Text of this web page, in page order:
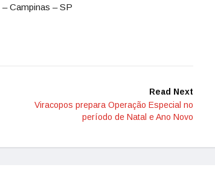
Campinas – SP
Read Next
Viracopos prepara Operação Especial no
período de Natal e Ano Novo